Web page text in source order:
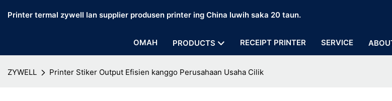
Printer termal zywell lan supplier produsen printer ing China luwih saka 20 taun.
OMAH PRODUCTS RECEIPT PRINTER SERVICE
ZYWELL Printer Stiker Output Efisien kanggo Perusahaan Usaha Cilik